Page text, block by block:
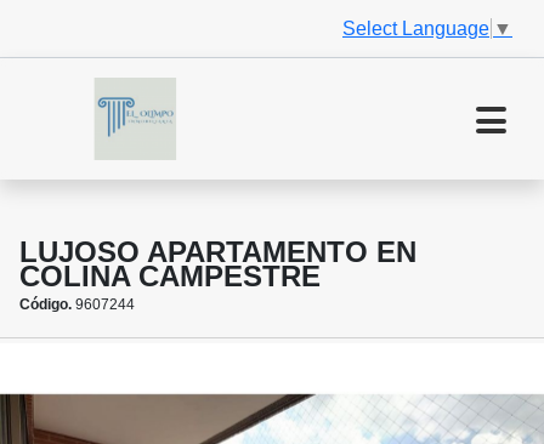
Select Language ▼
LUJOSO APARTAMENTO EN
COLINA CAMPESTRE
Código. 9607244